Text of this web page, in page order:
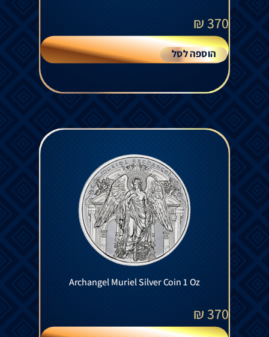
370
₪
הוספה לסל
Archangel Muriel Silver Coin 1 Oz
370
₪